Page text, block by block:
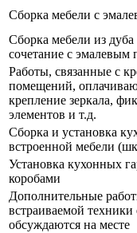
Сборка мебели с
Сборка мебели из
сочетание с эмалевым
Работы, связанные с
помещений,
крепление зеркала,
элементов и т.д.
Сборка и установка
встроенной мебели
Установка кухонных
коробами
Дополнительные
встраиваемой
обсуждаются на месте